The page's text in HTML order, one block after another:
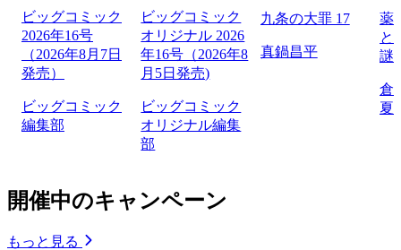
ビッグコミック
2026年16号
（2026年8月7日
発売）
ビッグコミック
編集部
ビッグコミック
オリジナル 2026
年16号（2026年8
月5日発売)
ビッグコミック
オリジナル編集
部
九条の大罪 17
真鍋昌平
薬
と
謎
倉
夏
開催中のキャンペーン
もっと見る